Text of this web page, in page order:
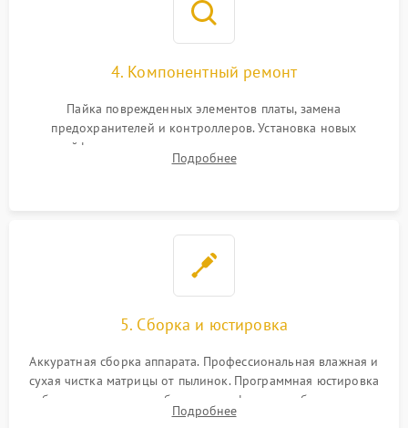
4. Компонентный ремонт
Пайка поврежденных элементов платы, замена
предохранителей и контроллеров. Установка новых
шлейфов, дисплея, механизма затвора или двигателя
автофокуса. Восстановление геометрии тубуса объектива
Подробнее
5. Сборка и юстировка
Аккуратная сборка аппарата. Профессиональная влажная и
сухая чистка матрицы от пылинок. Программная юстировка
рабочего отрезка, калибровка автофокуса, стабилизатора и
экспозамера с помощью сервисного ПО.
Подробнее